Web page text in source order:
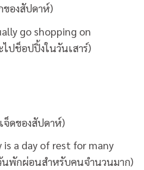
ของสัปดาห์)
go shopping on
ไปช็อปปิ้งในวันเสาร์)
จ็ดของสัปดาห์)
is a day of rest for many
นพักผ่อนสำหรับคนจำนวนมาก)